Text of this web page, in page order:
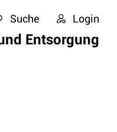
Suche Login
Entsorgung